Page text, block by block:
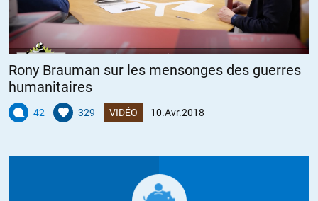
Rony Brauman sur les mensonges des guerres
humanitaires
42 329 VIDÉO 10.Avr.2018